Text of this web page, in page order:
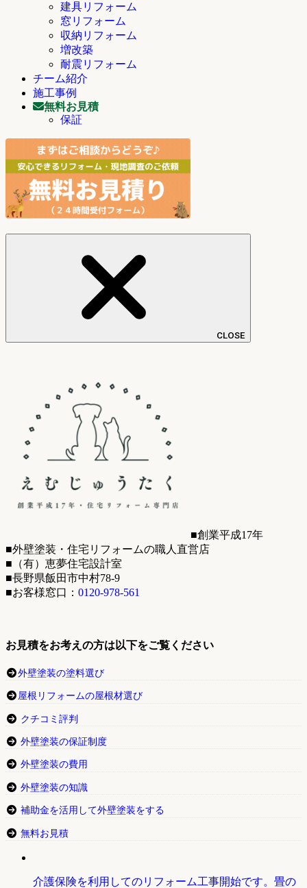
建具リフォーム
窓リフォーム
収納リフォーム
増改築
耐震リフォーム
チーム紹介
施工事例
無料お見積
保証
CLOSE
■創業平成17年
■外壁塗装・住宅リフォームの職人直営店
■（有）恵夢住宅設計室
■長野県飯田市中村78-9
■お客様窓口： 0120-978-561
お見積をお考えの方は以下をご覧ください
外壁塗装の塗料選び
屋根リフォームの屋根材選び
クチコミ評判
外壁塗装の保証制度
外壁塗装の費用
外壁塗装の知識
補助金を活用して外壁塗装をする
無料お見積
介護保険を利用してのリフォーム工事開始です。畳の